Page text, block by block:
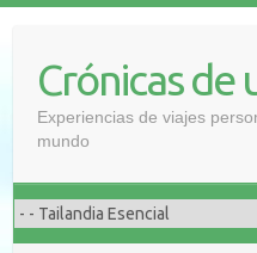
contenidoCrónicas de
Experiencias de viajes
mundo